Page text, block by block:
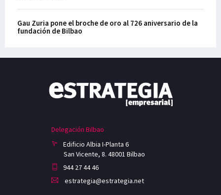
Gau Zuria pone el broche de oro al 726 aniversario de la
fundación de Bilbao
Delegación Bilbao
Edificio Albia I-Planta 6
San Vicente, 8. 48001 Bilbao
944 27 44 46
estrategia@estrategia.net